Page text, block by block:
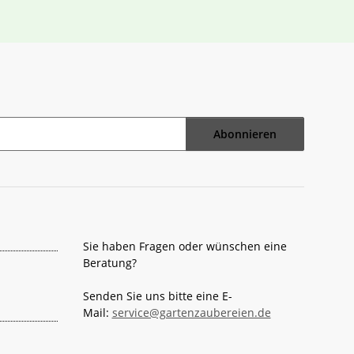
Abonnieren
Sie haben Fragen oder wünschen eine
Beratung?
Senden Sie uns bitte eine E-
Mail: service@gartenzaubereien.de